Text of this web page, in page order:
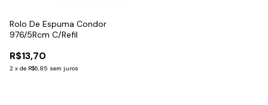
Rolo De Espuma Condor
976/5Rcm C/Refil
R$13,70
2 x de R$6,85 sem juros